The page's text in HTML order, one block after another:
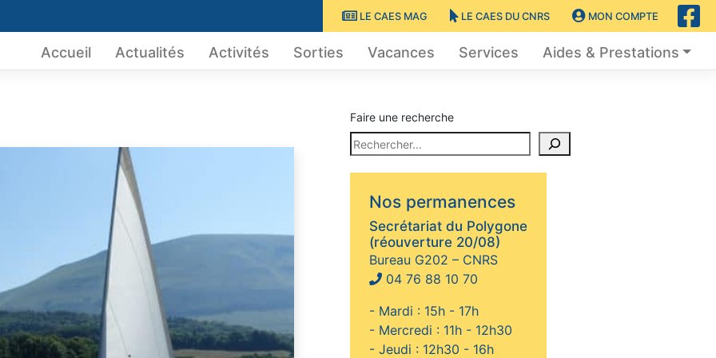
LE CAES MAG LE CAES DU CNRS MON COMPTE
Accueil Actualités Activités Sorties Vacances Services Aides & Prestations
Faire une recherche
Nos permanences
Secrétariat du Polygone
(réouverture 20/08)
Bureau G202 – CNRS
04 76 88 10 70
- Mardi : 15h - 17h
- Mercredi : 11h - 12h30
- Jeudi : 12h30 - 16h